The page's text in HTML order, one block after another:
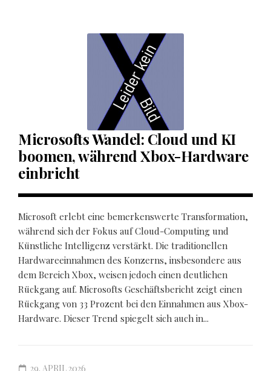
Microsofts Wandel: Cloud und KI
boomen, während Xbox-Hardware
einbricht
Microsoft erlebt eine bemerkenswerte Transformation,
während sich der Fokus auf Cloud-Computing und
Künstliche Intelligenz verstärkt. Die traditionellen
Hardwareeinnahmen des Konzerns, insbesondere aus
dem Bereich Xbox, weisen jedoch einen deutlichen
Rückgang auf. Microsofts Geschäftsbericht zeigt einen
Rückgang von 33 Prozent bei den Einnahmen aus Xbox-
Hardware. Dieser Trend spiegelt sich auch in...
29. APRIL 2026